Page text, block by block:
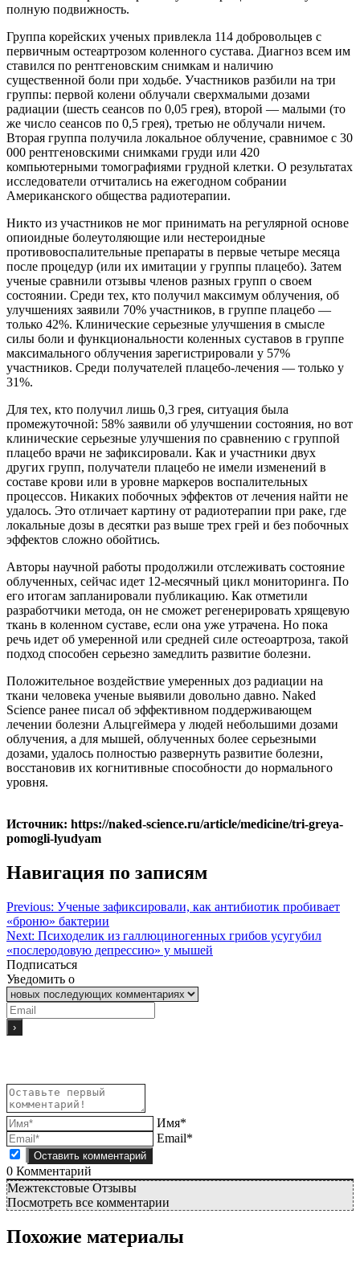
полную подвижность.
Группа корейских ученых привлекла 114 добровольцев с
первичным остеартрозом коленного сустава. Диагноз всем им
ставился по рентгеновским снимкам и наличию
существенной боли при ходьбе. Участников разбили на три
группы: первой колени облучали сверхмалыми дозами
радиации (шесть сеансов по 0,05 грея), второй — малыми (то
же число сеансов по 0,5 грея), третью не облучали ничем.
Вторая группа получила локальное облучение, сравнимое с 30
000 рентгеновскими снимками груди или 420
компьютерными томографиями грудной клетки. О результатах
исследователи отчитались на ежегодном собрании
Американского общества радиотерапии.
Никто из участников не мог принимать на регулярной основе
опиоидные болеутоляющие или нестероидные
противовоспалительные препараты в первые четыре месяца
после процедур (или их имитации у группы плацебо). Затем
ученые сравнили отзывы членов разных групп о своем
состоянии. Среди тех, кто получил максимум облучения, об
улучшениях заявили 70% участников, в группе плацебо —
только 42%. Клинические серьезные улучшения в смысле
силы боли и функциональности коленных суставов в группе
максимального облучения зарегистрировали у 57%
участников. Среди получателей плацебо-лечения — только у
31%.
Для тех, кто получил лишь 0,3 грея, ситуация была
промежуточной: 58% заявили об улучшении состояния, но вот
клинические серьезные улучшения по сравнению с группой
плацебо врачи не зафиксировали. Как и участники двух
других групп, получатели плацебо не имели изменений в
составе крови или в уровне маркеров воспалительных
процессов. Никаких побочных эффектов от лечения найти не
удалось. Это отличает картину от радиотерапии при раке, где
локальные дозы в десятки раз выше трех грей и без побочных
эффектов сложно обойтись.
Авторы научной работы продолжили отслеживать состояние
облученных, сейчас идет 12-месячный цикл мониторинга. По
его итогам запланировали публикацию. Как отметили
разработчики метода, он не сможет регенерировать хрящевую
ткань в коленном суставе, если она уже утрачена. Но пока
речь идет об умеренной или средней силе остеоартроза, такой
подход способен серьезно замедлить развитие болезни.
Положительное воздействие умеренных доз радиации на
ткани человека ученые выявили довольно давно. Naked
Science ранее писал об эффективном поддерживающем
лечении болезни Альцгеймера у людей небольшими дозами
облучения, а для мышей, облученных более серьезными
дозами, удалось полностью развернуть развитие болезни,
восстановив их когнитивные способности до нормального
уровня.
Источник: https://naked-science.ru/article/medicine/tri-greya-
pomogli-lyudyam
Навигация по записям
Previous: Ученые зафиксировали, как антибиотик пробивает
«броню» бактерии
Next: Психоделик из галлюциногенных грибов усугубил
«послеродовую депрессию» у мышей
Подписаться
Уведомить о
Имя*
Email*
0 Комментарий
Межтекстовые Отзывы
Посмотреть все комментарии
Похожие материалы